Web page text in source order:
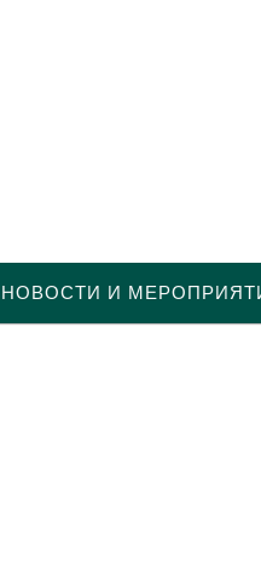
НОВОСТИ И